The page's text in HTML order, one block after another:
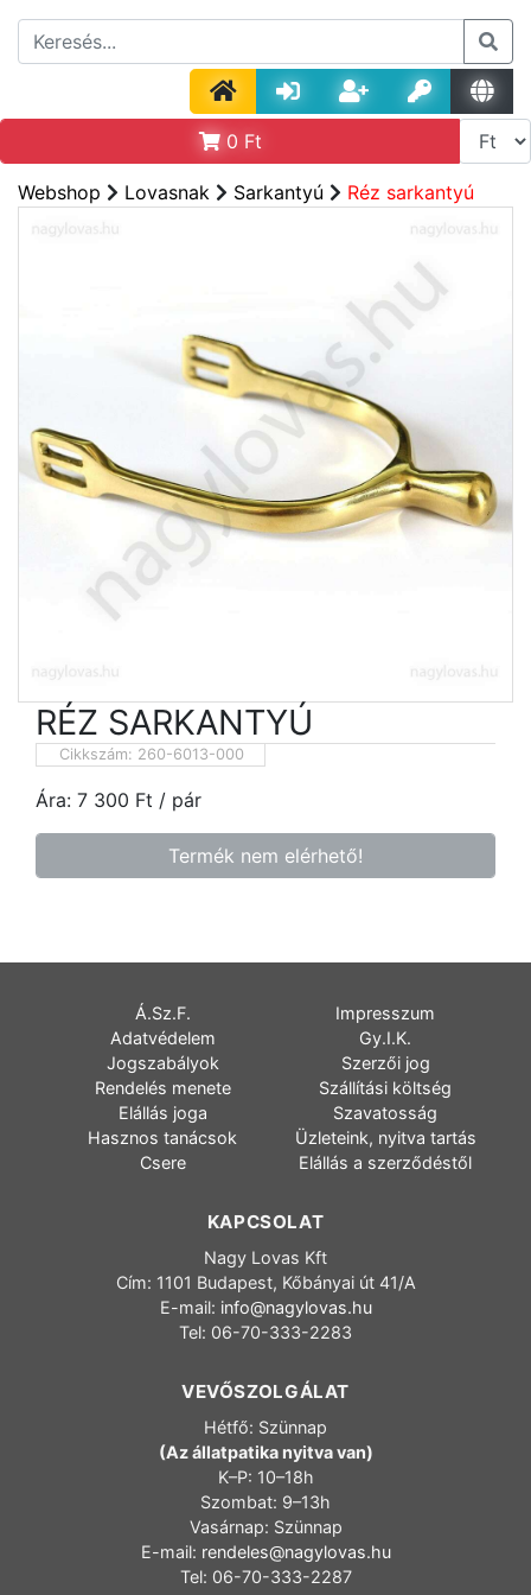
0 Ft
Webshop Lovasnak Sarkantyú Réz sarkantyú
RÉZ SARKANTYÚ
Cikkszám: 260-6013-000
Ára: 7 300 Ft / pár
Termék nem elérhető!
Á.Sz.F.
Impresszum
Adatvédelem
Gy.I.K.
Jogszabályok
Szerzői jog
Rendelés menete
Szállítási költség
Elállás joga
Szavatosság
Hasznos tanácsok
Üzleteink, nyitva tartás
Csere
Elállás a szerződéstől
KAPCSOLAT
Nagy Lovas Kft
Cím: 1101 Budapest, Kőbányai út 41/A
E-mail: info@nagylovas.hu
Tel: 06-70-333-2283
VEVŐSZOLGÁLAT
Hétfő: Szünnap
(Az állatpatika nyitva van)
K–P: 10–18h
Szombat: 9–13h
Vasárnap: Szünnap
E-mail: rendeles@nagylovas.hu
Tel: 06-70-333-2287